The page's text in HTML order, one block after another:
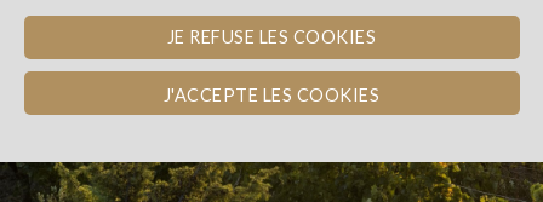
JE REFUSE LES COOKIES
J'ACCEPTE LES COOKIES
Languedoc REEMBOLSO EN VINO